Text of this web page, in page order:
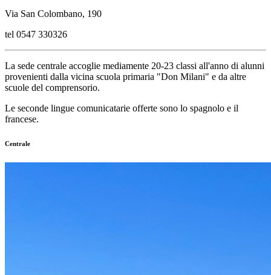
Via San Colombano, 190
tel 0547 330326
La sede centrale accoglie mediamente 20-23 classi all'anno di alunni
provenienti dalla vicina scuola primaria "Don Milani" e da altre
scuole del comprensorio.
Le seconde lingue comunicatarie offerte sono lo spagnolo e il
francese.
Centrale